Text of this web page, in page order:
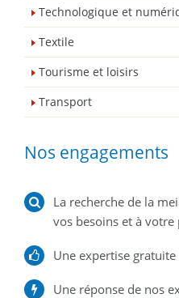
Technologique et
Textile
Tourisme et loisirs
Transport
Nos engagements
La recherche de la
vos besoins et à votre
Une expertise
Une réponse de nos